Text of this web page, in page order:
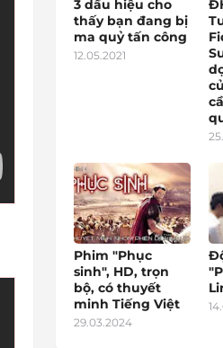
3 dấu hiệu cho
thấy bạn đang bị
ma quỷ tấn công
12.05.2021
Phim "Phục
sinh", HD, trọn
bộ, có thuyết
minh Tiếng Việt
29.03.2024